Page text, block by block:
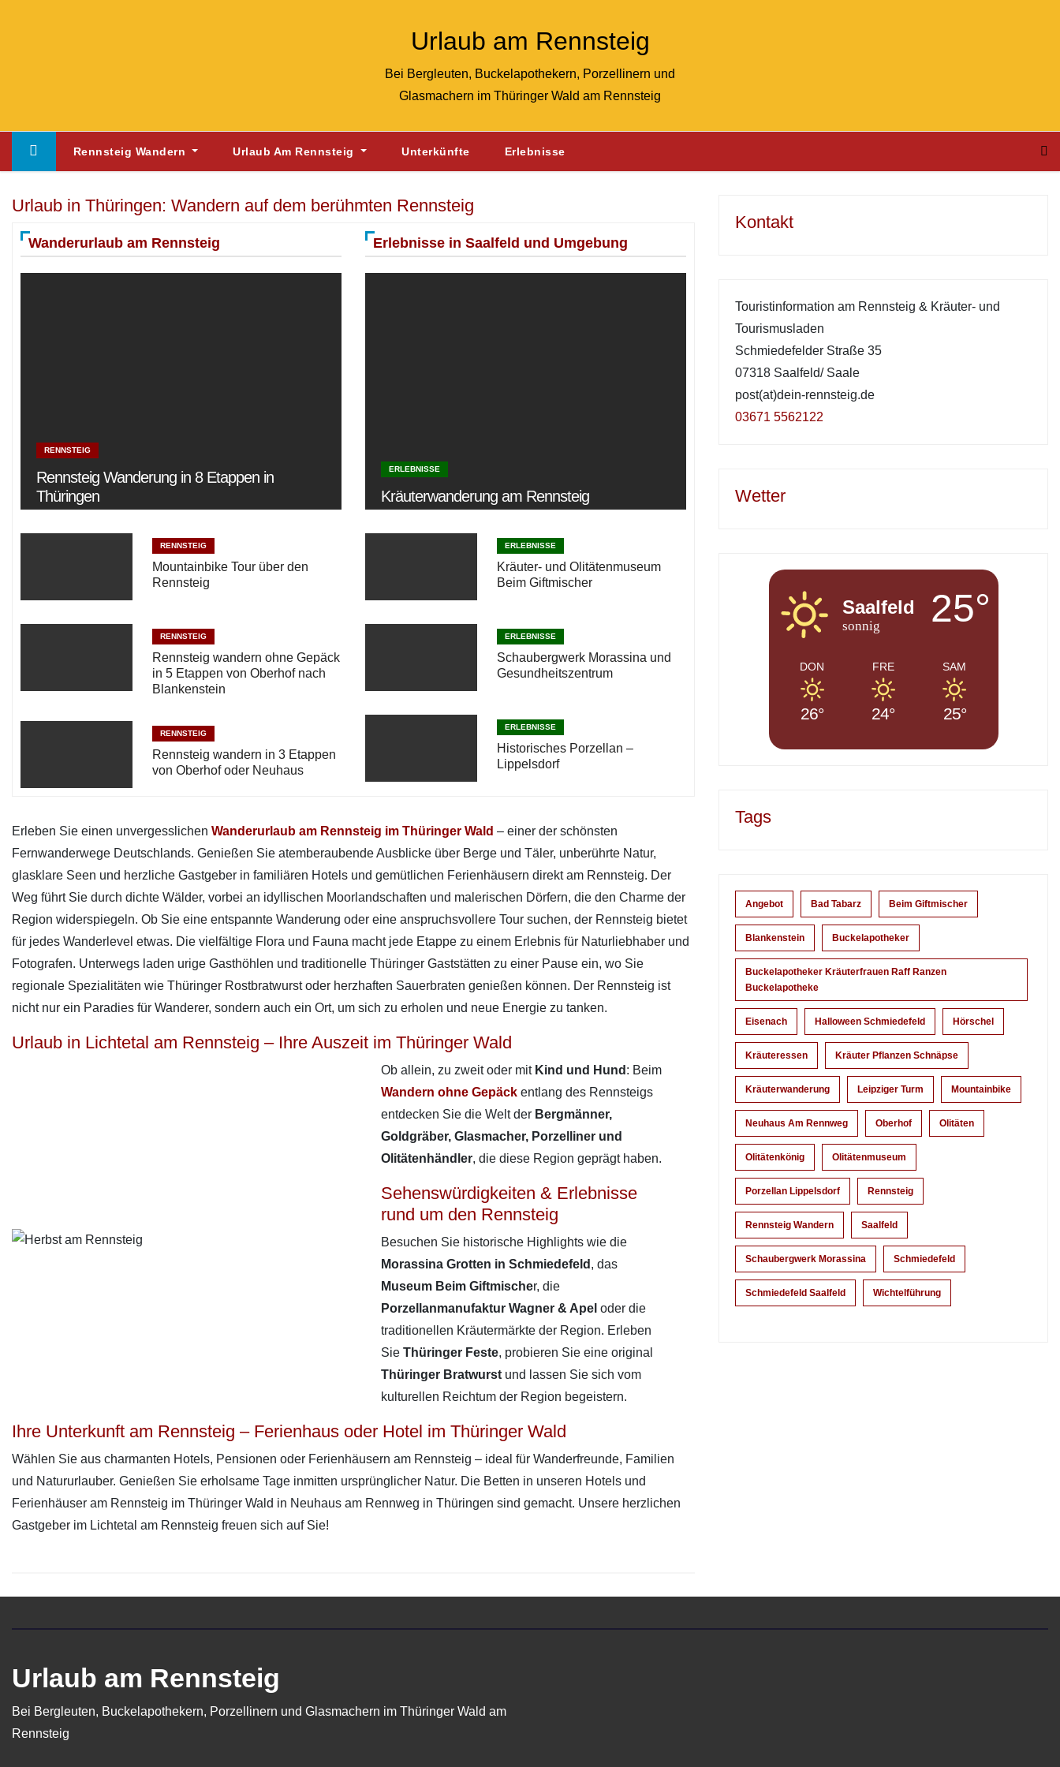
Urlaub am Rennsteig
Bei Bergleuten, Buckelapothekern, Porzellinern und
Glasmachern im Thüringer Wald am Rennsteig
Rennsteig Wandern Urlaub Am Rennsteig Unterkünfte Erlebnisse
Urlaub in Thüringen: Wandern auf dem berühmten Rennsteig
Wanderurlaub am Rennsteig
RENNSTEIG
Rennsteig Wanderung in 8 Etappen in
Thüringen
RENNSTEIG
Mountainbike Tour über den
Rennsteig
RENNSTEIG
Rennsteig wandern ohne Gepäck
in 5 Etappen von Oberhof nach
Blankenstein
RENNSTEIG
Rennsteig wandern in 3 Etappen
von Oberhof oder Neuhaus
Erlebnisse in Saalfeld und Umgebung
ERLEBNISSE
Kräuterwanderung am Rennsteig
ERLEBNISSE
Kräuter- und Olitätenmuseum
Beim Giftmischer
ERLEBNISSE
Schaubergwerk Morassina und
Gesundheitszentrum
ERLEBNISSE
Historisches Porzellan –
Lippelsdorf
Erleben Sie einen unvergesslichen Wanderurlaub am Rennsteig im Thüringer Wald – einer der schönsten
Fernwanderwege Deutschlands. Genießen Sie atemberaubende Ausblicke über Berge und Täler, unberührte Natur,
glasklare Seen und herzliche Gastgeber in familiären Hotels und gemütlichen Ferienhäusern direkt am Rennsteig. Der
Weg führt Sie durch dichte Wälder, vorbei an idyllischen Moorlandschaften und malerischen Dörfern, die den Charme der
Region widerspiegeln. Ob Sie eine entspannte Wanderung oder eine anspruchsvollere Tour suchen, der Rennsteig bietet
für jedes Wanderlevel etwas. Die vielfältige Flora und Fauna macht jede Etappe zu einem Erlebnis für Naturliebhaber und
Fotografen. Unterwegs laden urige Gasthöhlen und traditionelle Thüringer Gaststätten zu einer Pause ein, wo Sie
regionale Spezialitäten wie Thüringer Rostbratwurst oder herzhaften Sauerbraten genießen können. Der Rennsteig ist
nicht nur ein Paradies für Wanderer, sondern auch ein Ort, um sich zu erholen und neue Energie zu tanken.
Urlaub in Lichtetal am Rennsteig – Ihre Auszeit im Thüringer Wald
Ob allein, zu zweit oder mit Kind und Hund : Beim
Wandern ohne Gepäckentlang des Rennsteigs
entdecken Sie die Welt der Bergmänner,
Goldgräber, Glasmacher, Porzelliner und
Olitätenhändler, die diese Region geprägt haben.
Sehenswürdigkeiten & Erlebnisse
rund um den Rennsteig
Besuchen Sie historische Highlights wie die
Morassina Grotten in Schmiedefeld , das
Museum Beim Giftmischer, die
Porzellanmanufaktur Wagner & Apel oder die
traditionellen Kräutermärkte der Region. Erleben
Sie Thüringer Feste, probieren Sie eine original
Thüringer Bratwurstund lassen Sie sich vom
kulturellen Reichtum der Region begeistern.
Ihre Unterkunft am Rennsteig – Ferienhaus oder Hotel im Thüringer Wald
Wählen Sie aus charmanten Hotels, Pensionen oder Ferienhäusern am Rennsteig – ideal für Wanderfreunde, Familien
und Natururlauber. Genießen Sie erholsame Tage inmitten ursprünglicher Natur. Die Betten in unseren Hotels und
Ferienhäuser am Rennsteig im Thüringer Wald in Neuhaus am Rennweg in Thüringen sind gemacht. Unsere herzlichen
Gastgeber im Lichtetal am Rennsteig freuen sich auf Sie!
Kontakt
Touristinformation am Rennsteig & Kräuter- und
Tourismusladen
Schmiedefelder Straße 35
07318 Saalfeld/ Saale
post(at)dein-rennsteig.de
03671 5562122
Wetter
Saalfeld
sonnig 25°
DON
26°
FRE
24°
SAM
25°
Tags
Angebot Bad Tabarz Beim Giftmischer
Blankenstein Buckelapotheker
Buckelapotheker Kräuterfrauen Raff Ranzen
Buckelapotheke
Eisenach Halloween Schmiedefeld Hörschel
Kräuteressen Kräuter Pflanzen Schnäpse
Kräuterwanderung Leipziger Turm Mountainbike
Neuhaus Am Rennweg Oberhof Olitäten
Olitätenkönig Olitätenmuseum
Porzellan Lippelsdorf Rennsteig
Rennsteig Wandern Saalfeld
Schaubergwerk Morassina Schmiedefeld
Schmiedefeld Saalfeld Wichtelführung
Urlaub am Rennsteig
Bei Bergleuten, Buckelapothekern, Porzellinern und Glasmachern im Thüringer Wald am
Rennsteig